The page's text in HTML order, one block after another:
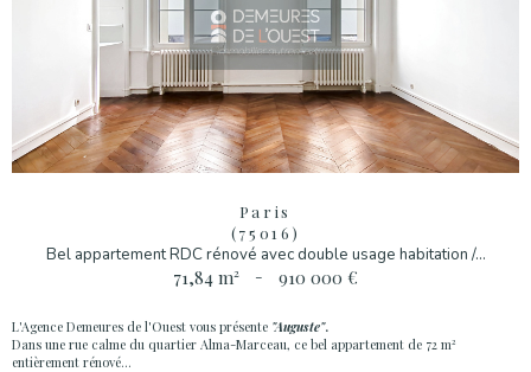
Paris
(75016)
Bel appartement RDC rénové avec double usage habitation /...
71,84 m² - 910 000 €
L'Agence Demeures de l'Ouest vous présente "Auguste".
Dans une rue calme du quartier Alma-Marceau, ce bel appartement de 72 m²
entièrement rénové...